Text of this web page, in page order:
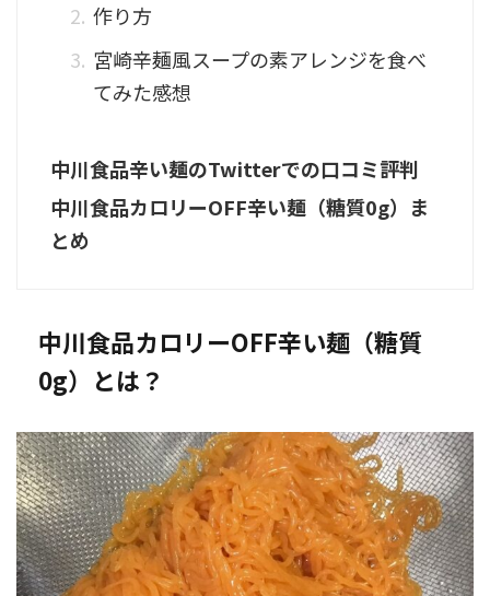
作り方
宮崎辛麺風スープの素アレンジを食べ
てみた感想
中川食品辛い麺のTwitterでの口コミ評判
中川食品カロリーOFF辛い麺（糖質0g）ま
とめ
中川食品カロリーOFF辛い麺（糖質
0g）とは？